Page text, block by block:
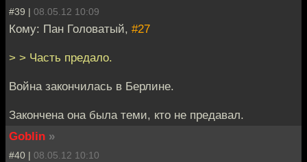
#39 | 08.05.12 10:09
Кому: Пан Головатый, #27
> > Часть предало.
Война закончилась в Берлине.
Закончена она была теми, кто не предавал.
Goblin »
#40 | 08.05.12 10:10